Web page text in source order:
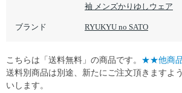
袖 メンズかりゆしウェア
ブランド RYUKYU no SATO
こちらは「送料無料」の商品です。 ★★他商
送料別商品は別途、新たにご注文頂きますよ
いします。